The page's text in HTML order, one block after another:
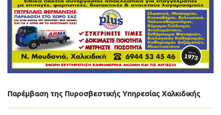
Παρέμβαση της Πυροσβεστικής Υπηρεσίας Χαλκιδικής